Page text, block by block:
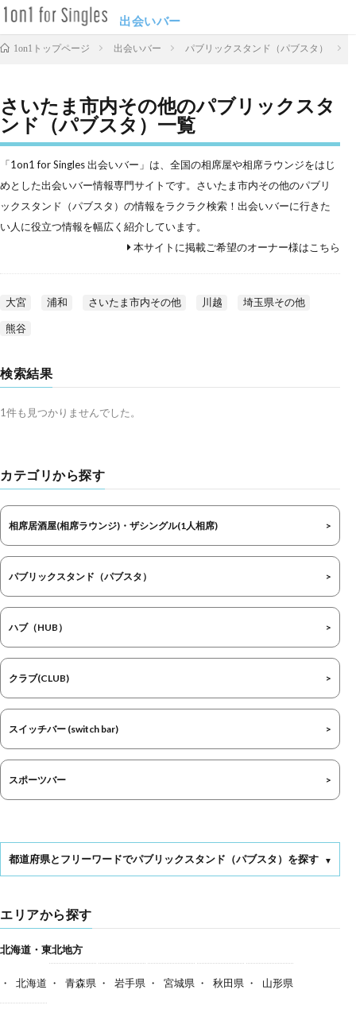
出会いバー
1on1トップページ 出会いバー パブリックスタンド（パブスタ）
さいたま市内その他のパブリックスタ
ンド（パブスタ）一覧
「1on1 for Singles 出会いバー」は、全国の相席屋や相席ラウンジをはじ
めとした出会いバー情報専門サイトです。さいたま市内その他のパブリ
ックスタンド（パブスタ）の情報をラクラク検索！出会いバーに行きた
い人に役立つ情報を幅広く紹介しています。
本サイトに掲載ご希望のオーナー様はこちら
大宮 浦和 さいたま市内その他 川越 埼玉県その他
熊谷
検索結果
1件も見つかりませんでした。
カテゴリから探す
相席居酒屋(相席ラウンジ)・ザシングル(1人相席)
パブリックスタンド（パブスタ）
ハブ（HUB）
クラブ(CLUB)
スイッチバー (switch bar)
スポーツバー
都道府県とフリーワードでパブリックスタンド（パブスタ）を探す
エリアから探す
北海道・東北地方
北海道 青森県 岩手県 宮城県 秋田県 山形県